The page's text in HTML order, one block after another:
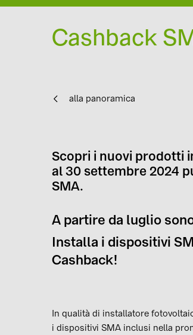
Cashback
alla panoramica
Scopri i nuovi prodotti
al 30 settembre 2024
SMA.
A partire da luglio
Installa i dispositivi
Cashback!
In qualità di installatore
i dispositivi SMA inclusi nella